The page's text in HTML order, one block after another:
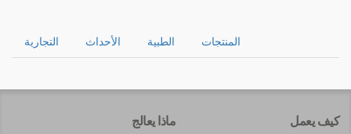
التجارية الأحداث الطبية المنتجات
ماذا يعالج كيف يعمل